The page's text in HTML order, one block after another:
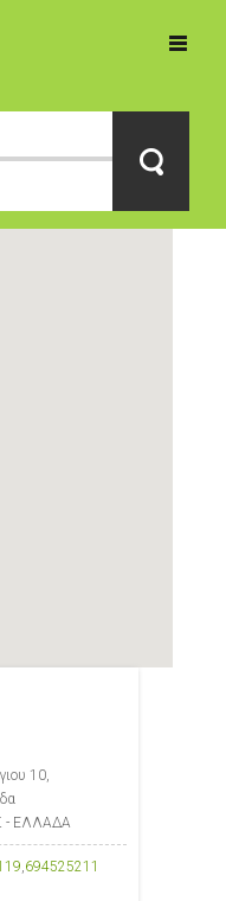
10,
- ΕΛΛΑΔΑ
,694525211